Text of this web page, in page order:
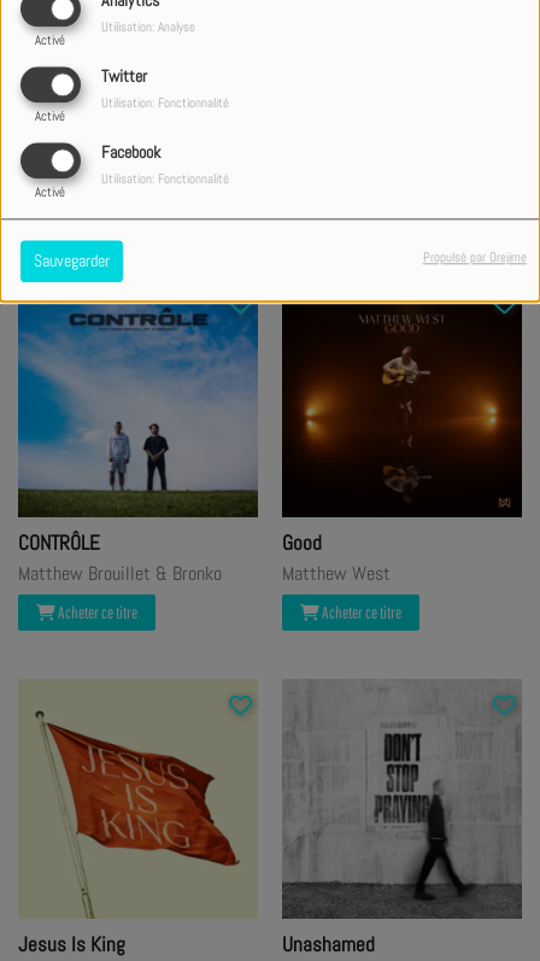
Activé
Utilisation: Analyse
Twitter
Activé
Utilisation: Fonctionnalité
Facebook
Activé
Utilisation: Fonctionnalité
Sauvegarder Propulsé par Orejime
Something About Your Name
Mark Barlow
CONTRÔLE
Matthew Brouillet & Bronko
Acheter ce titre
Good
Matthew West
Acheter ce titre
Jesus Is King Unashamed